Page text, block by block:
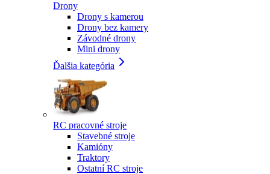
Drony
Drony s kamerou
Drony bez kamery
Závodné drony
Mini drony
Ďalšia kategória
RC pracovné stroje
Stavebné stroje
Kamióny
Traktory
Ostatní RC stroje